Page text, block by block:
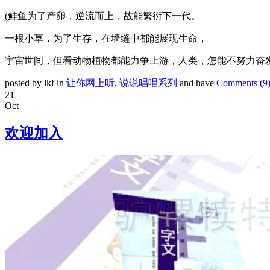
(鲑鱼为了产卵，逆流而上，故能繁衍下一代。
一根小草，为了生存，在墙缝中都能展现生命，
宇宙世间，但看动物植物都能力争上游，人类，怎能不努力奋
posted by lkf in 让你网上听, 说说唱唱系列 and have Comments (9)
21
Oct
欢迎加入